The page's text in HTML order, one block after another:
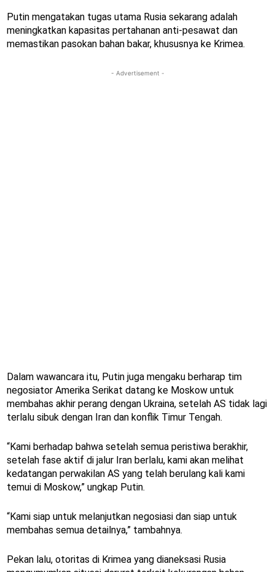
Putin mengatakan tugas utama Rusia sekarang adalah
meningkatkan kapasitas pertahanan anti-pesawat dan
memastikan pasokan bahan bakar, khususnya ke Krimea.
- Advertisement -
Dalam wawancara itu, Putin juga mengaku berharap tim
negosiator Amerika Serikat datang ke Moskow untuk
membahas akhir perang dengan Ukraina, setelah AS tidak lagi
terlalu sibuk dengan Iran dan konflik Timur Tengah.
“Kami berhadap bahwa setelah semua peristiwa berakhir,
setelah fase aktif di jalur Iran berlalu, kami akan melihat
kedatangan perwakilan AS yang telah berulang kali kami
temui di Moskow,” ungkap Putin.
“Kami siap untuk melanjutkan negosiasi dan siap untuk
membahas semua detailnya,” tambahnya.
Pekan lalu, otoritas di Krimea yang dianeksasi Rusia